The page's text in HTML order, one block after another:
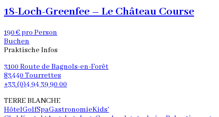
18-Loch-Greenfee – Le Château Course
190 € pro Person
Buchen
Praktische Infos
3100 Route de Bagnols-en-Forêt
83440 Tourrettes
+33 (0)4 94 39 90 00
TERRE BLANCHE
HôtelGolfSpaGastronomieKids'